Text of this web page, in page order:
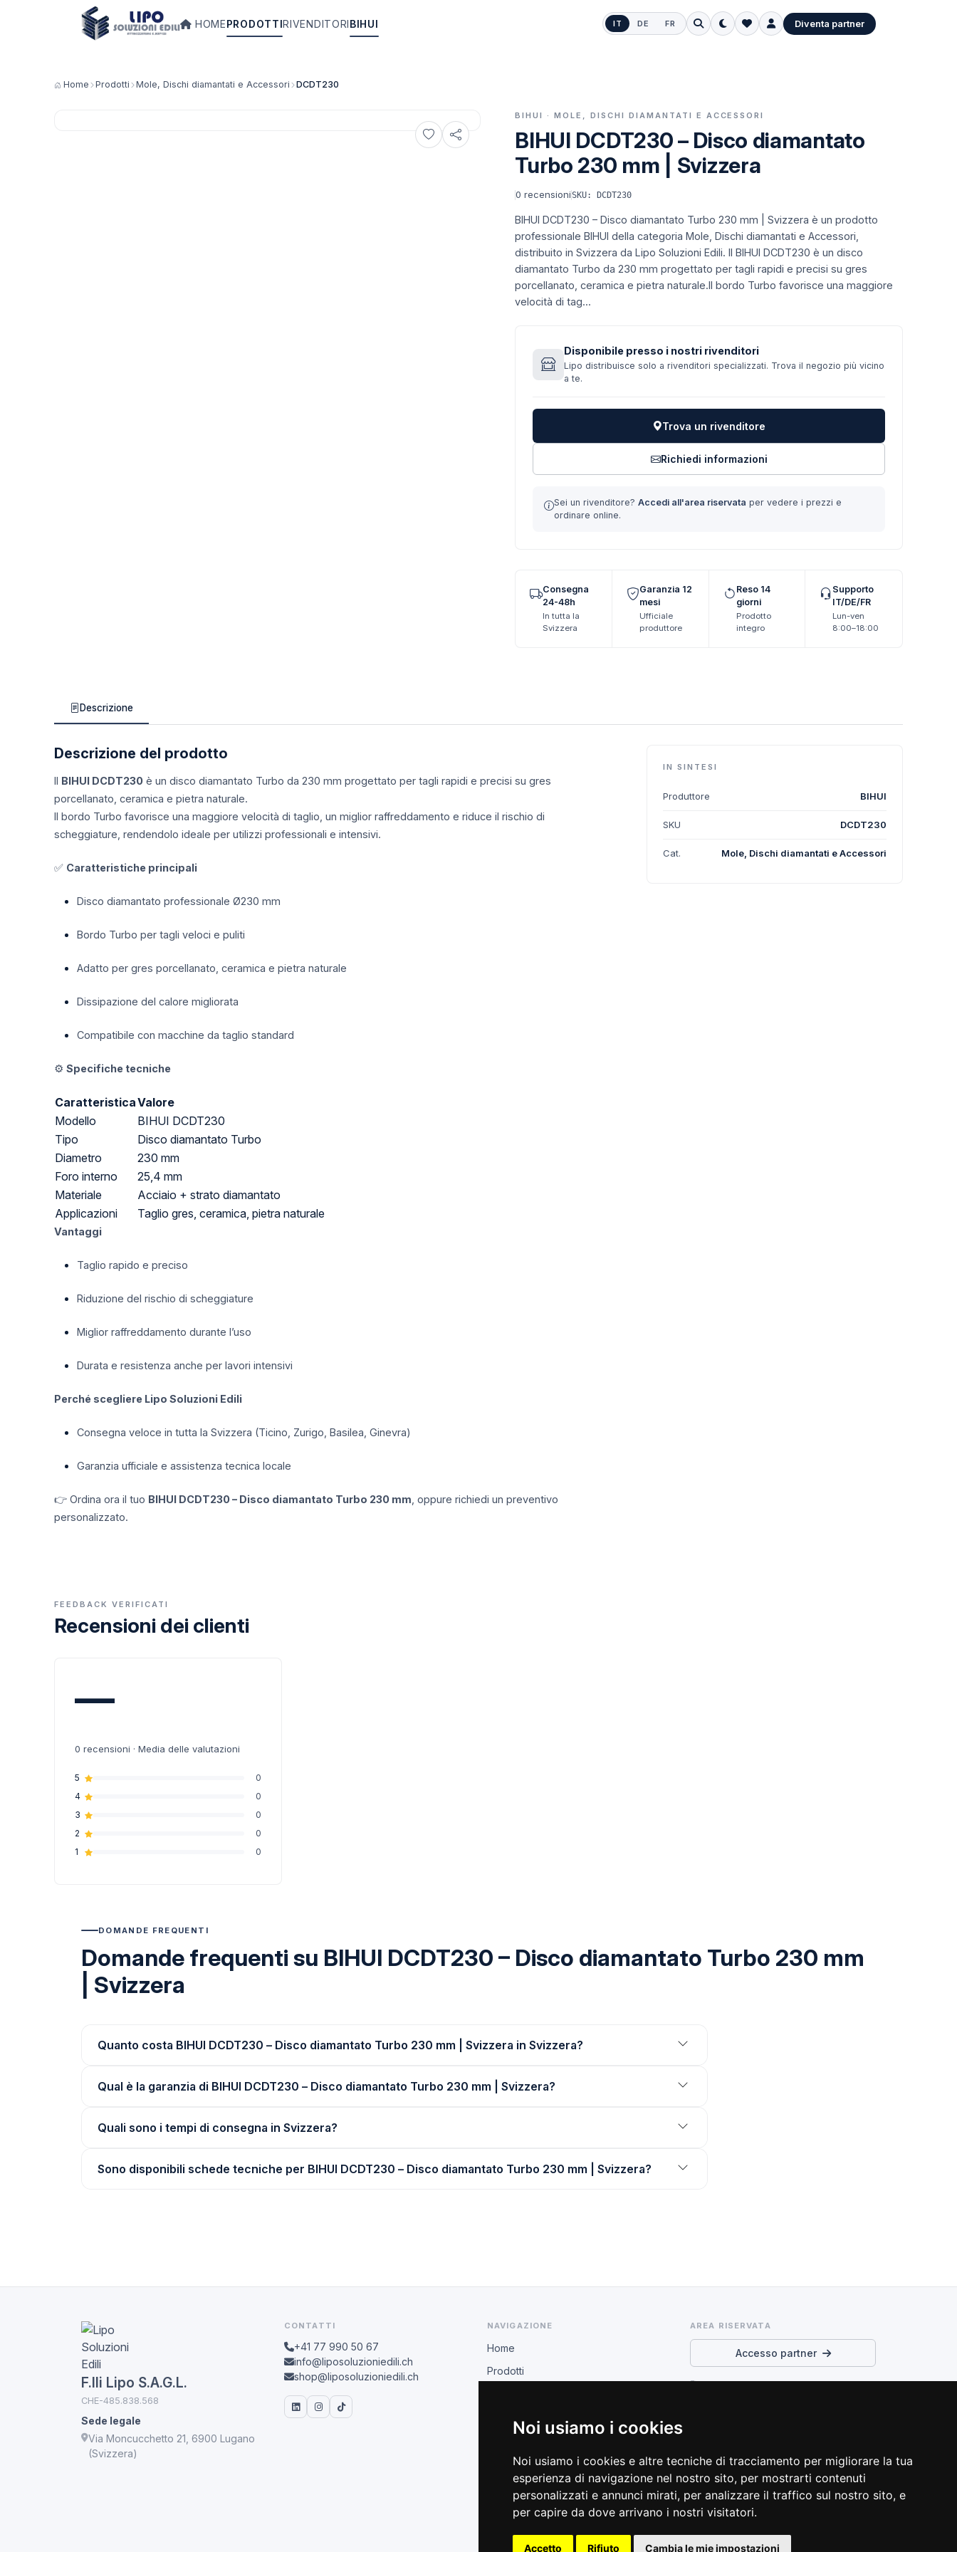
Noi usiamo i cookies
Noi usiamo i cookies e altre tecniche di tracciamento per migliorare la tua
esperienza di navigazione nel nostro sito, per mostrarti contenuti
personalizzati e annunci mirati, per analizzare il traffico sul nostro sito, e
per capire da dove arrivano i nostri visitatori.
Accetto Rifiuto Cambia le mie impostazioni
HOMEPRODOTTIRIVENDITORIBIHUI IT DE FR Diventa partner
Home Prodotti Mole, Dischi diamantati e Accessori DCDT230
BIHUI · MOLE, DISCHI DIAMANTATI E ACCESSORI
BIHUI DCDT230 – Disco diamantato
Turbo 230 mm | Svizzera
0 recensioniSKU: DCDT230
BIHUI DCDT230 – Disco diamantato Turbo 230 mm | Svizzera è un prodotto
professionale BIHUI della categoria Mole, Dischi diamantati e Accessori,
distribuito in Svizzera da Lipo Soluzioni Edili. Il BIHUI DCDT230 è un disco
diamantato Turbo da 230 mm progettato per tagli rapidi e precisi su gres
porcellanato, ceramica e pietra naturale.Il bordo Turbo favorisce una maggiore
velocità di tag...
Disponibile presso i nostri rivenditori
Lipo distribuisce solo a rivenditori specializzati. Trova il negozio più vicino
a te.
Trova un rivenditore
Richiedi informazioni
Sei un rivenditore?Accedi all'area riservata per vedere i prezzi e
ordinare online.
Consegna
24-48h
In tutta la
Svizzera
Garanzia 12
mesi
Ufficiale
produttore
Reso 14
giorni
Prodotto
integro
Supporto
IT/DE/FR
Lun-ven
8:00–18:00
Descrizione
Descrizione del prodotto
Il BIHUI DCDT230 è un disco diamantato Turbo da 230 mm progettato per tagli rapidi e precisi su gres
porcellanato, ceramica e pietra naturale.
Il bordo Turbo favorisce una maggiore velocità di taglio, un miglior raffreddamento e riduce il rischio di
scheggiature, rendendolo ideale per utilizzi professionali e intensivi.
✅ Caratteristiche principali
Disco diamantato professionale Ø230 mm
Bordo Turbo per tagli veloci e puliti
Adatto per gres porcellanato, ceramica e pietra naturale
Dissipazione del calore migliorata
Compatibile con macchine da taglio standard
⚙️ Specifiche tecniche
CaratteristicaValore
Modello
BIHUI DCDT230
Tipo
Disco diamantato Turbo
Diametro
230 mm
Foro interno
25,4 mm
Materiale
Acciaio + strato diamantato
Applicazioni
Taglio gres, ceramica, pietra naturale
Vantaggi
Taglio rapido e preciso
Riduzione del rischio di scheggiature
Miglior raffreddamento durante l’uso
Durata e resistenza anche per lavori intensivi
Perché scegliere Lipo Soluzioni Edili
Consegna veloce in tutta la Svizzera (Ticino, Zurigo, Basilea, Ginevra)
Garanzia ufficiale e assistenza tecnica locale
👉 Ordina ora il tuo BIHUI DCDT230 – Disco diamantato Turbo 230 mm , oppure richiedi un preventivo
personalizzato.
IN SINTESI
Produttore BIHUI
SKU DCDT230
Cat. Mole, Dischi diamantati e Accessori
FEEDBACK VERIFICATI
Recensioni dei clienti
—
0 recensioni · Media delle valutazioni
5
0
4
0
3
0
2
0
1
0
DOMANDE FREQUENTI
Domande frequenti su BIHUI DCDT230 – Disco diamantato Turbo 230 mm
| Svizzera
Quanto costa BIHUI DCDT230 – Disco diamantato Turbo 230 mm | Svizzera in Svizzera?
Qual è la garanzia di BIHUI DCDT230 – Disco diamantato Turbo 230 mm | Svizzera?
Quali sono i tempi di consegna in Svizzera?
Sono disponibili schede tecniche per BIHUI DCDT230 – Disco diamantato Turbo 230 mm | Svizzera?
F.lli Lipo S.A.G.L.
CHE-485.838.568
Sede legale
Via Moncucchetto 21, 6900 Lugano
(Svizzera)
CONTATTI
+41 77 990 50 67
info@liposoluzioniedili.ch
shop@liposoluzioniedili.ch
NAVIGAZIONE
Home
Prodotti
Condizioni B2B
Catalogo 2026
Formazione tecnica
AREA RISERVATA
Accesso partner